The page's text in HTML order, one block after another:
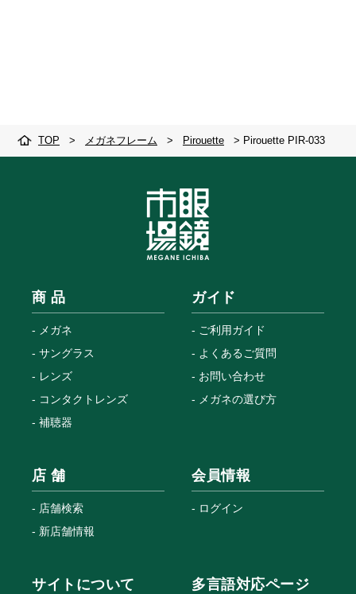
TOP > メガネフレーム > Pirouette > Pirouette PIR-033
商 品
メガネ
サングラス
レンズ
コンタクトレンズ
補聴器
ガイド
ご利用ガイド
よくあるご質問
お問い合わせ
メガネの選び方
店 舗
店舗検索
新店舗情報
会員情報
ログイン
サイトについて 多言語対応ページ